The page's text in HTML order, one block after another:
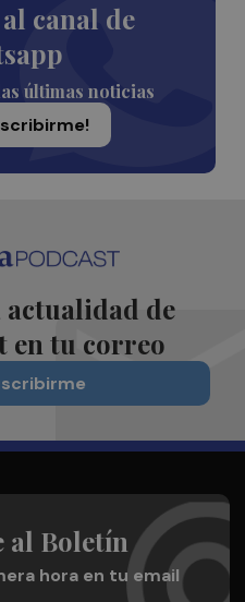
canal de
últimas noticias
actualidad de
en tu correo
al Boletín
hora en tu email